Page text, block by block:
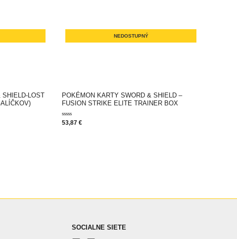
SHIELD-LOST
NEDOSTUPNÝ
POKÉMON KARTY SWORD & SHIELD –
FUSION STRIKE ELITE TRAINER BOX
Hodnotenie
53,87 €
SOCIALNE SIETE